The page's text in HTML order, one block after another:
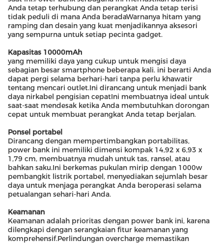
Anda tetap terhubung dan perangkat Anda tetap terisi
tidak peduli di mana Anda beradaWarnanya hitam yang
ramping dan desain yang kuat menjadikannya aksesori
yang sempurna untuk setiap pecinta gadget.
Kapasitas 10000mAh
yang memiliki daya yang cukup untuk mengisi daya
sebagian besar smartphone beberapa kali. ini berarti Anda
dapat pergi selama berhari-hari tanpa perlu khawatir
tentang mencari outlet.Ini dirancang untuk menjadi bank
daya nirkabel pengisian cepatIni membuatnya ideal untuk
saat-saat mendesak ketika Anda membutuhkan dorongan
cepat untuk membuat perangkat Anda tetap berjalan.
Ponsel portabel
Dirancang dengan mempertimbangkan portabilitas,
power bank ini memiliki dimensi kompak 14,92 x 6,93 x
1,79 cm, membuatnya mudah untuk tas, ransel, atau
bahkan saku.Ini berkemas pukulan mirip dengan 1000w
pembangkit listrik portabel, menyediakan sejumlah besar
daya untuk menjaga perangkat Anda beroperasi selama
petualangan sehari-hari Anda.
Keamanan
Keamanan adalah prioritas dengan power bank ini, karena
dilengkapi dengan serangkaian fitur keamanan yang
komprehensif.Perlindungan overcharge memastikan